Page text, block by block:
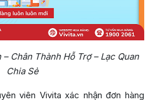
Chân Thành Hỗ Trợ – Lạc Quan
Chia Sẻ
viên Vivita xác nhận đơn hàng